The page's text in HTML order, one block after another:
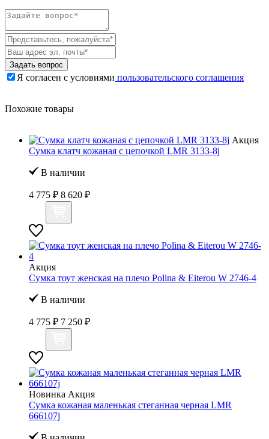
Задать вопрос
Я согласен с условиями пользовательского соглашения
Похожие товары
Акция
Сумка клатч кожаная с цепочкой LMR 3133-8j
В наличии
4 775 ₽ 8 620 ₽
Акция
Сумка тоут женская на плечо Polina & Eiterou W 2746-4
В наличии
4 775 ₽ 7 250 ₽
Новинка Акция
Сумка кожаная маленькая стеганная черная LMR
666107j